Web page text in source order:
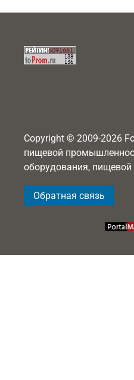
Copyright © 2009-2026
пищевой
оборудования, пищевой
Обратная связь